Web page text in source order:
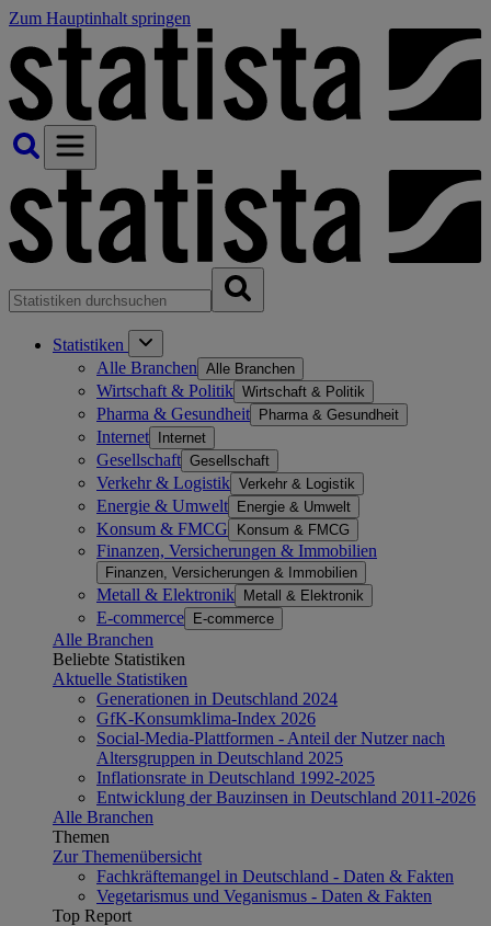
Zum Hauptinhalt springen
Statistiken
Alle Branchen Alle Branchen
Wirtschaft & Politik Wirtschaft & Politik
Pharma & Gesundheit Pharma & Gesundheit
Internet Internet
Gesellschaft Gesellschaft
Verkehr & Logistik Verkehr & Logistik
Energie & Umwelt Energie & Umwelt
Konsum & FMCG Konsum & FMCG
Finanzen, Versicherungen & Immobilien
Finanzen, Versicherungen & Immobilien
Metall & Elektronik Metall & Elektronik
E-commerce E-commerce
Alle Branchen
Beliebte Statistiken
Aktuelle Statistiken
Generationen in Deutschland 2024
GfK-Konsumklima-Index 2026
Social-Media-Plattformen - Anteil der Nutzer nach
Altersgruppen in Deutschland 2025
Inflationsrate in Deutschland 1992-2025
Entwicklung der Bauzinsen in Deutschland 2011-2026
Alle Branchen
Themen
Zur Themenübersicht
Fachkräftemangel in Deutschland - Daten & Fakten
Vegetarismus und Veganismus - Daten & Fakten
Top Report